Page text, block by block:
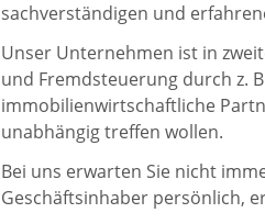
sachverständigen und
Unser Unternehmen ist in
und Fremdsteuerung durch z.
immobilienwirtschaftliche
unabhängig treffen wollen.
Bei uns erwarten Sie nicht
Geschäftsinhaber persönlich,